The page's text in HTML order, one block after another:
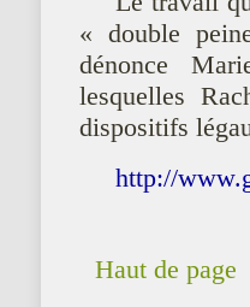
« double
dénonce
lesquelles
dispositifs
http://
Haut de page